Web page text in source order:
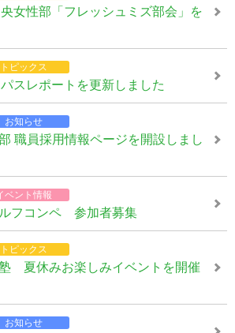
女性部「フレッシュミズ部会」を
トピックス
スレポートを更新しました
お知らせ
職員採用情報ページを開設しまし
ベント情報
フコンペ 参加者募集
トピックス
夏休みお楽しみイベントを開催
お知らせ